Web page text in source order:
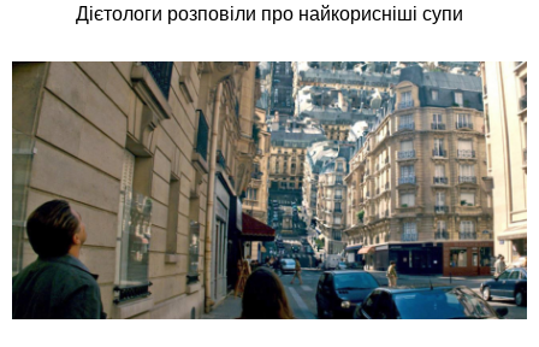
Дієтологи розповіли про найкорисніші супи